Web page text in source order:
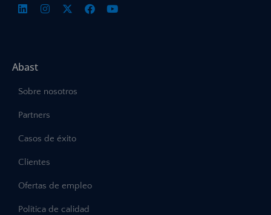
Abast
Sobre nosotros
Partners
Casos de éxito
Clientes
Ofertas de empleo
Política de calidad